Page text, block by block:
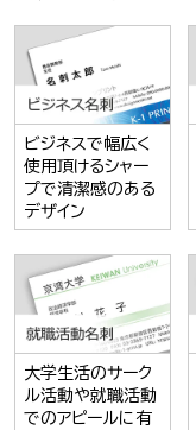
ビジネスで幅広く
使用頂けるシャー
プで清潔感のある
デザイン
大学生活のサーク
ル活動や就職活動
でのアピールに有